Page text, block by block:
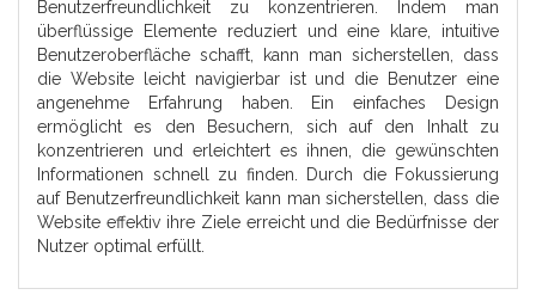
Benutzerfreundlichkeit zu konzentrieren. Indem man
überflüssige Elemente reduziert und eine klare, intuitive
Benutzeroberfläche schafft, kann man sicherstellen, dass
die Website leicht navigierbar ist und die Benutzer eine
angenehme Erfahrung haben. Ein einfaches Design
ermöglicht es den Besuchern, sich auf den Inhalt zu
konzentrieren und erleichtert es ihnen, die gewünschten
Informationen schnell zu finden. Durch die Fokussierung
auf Benutzerfreundlichkeit kann man sicherstellen, dass die
Website effektiv ihre Ziele erreicht und die Bedürfnisse der
Nutzer optimal erfüllt.